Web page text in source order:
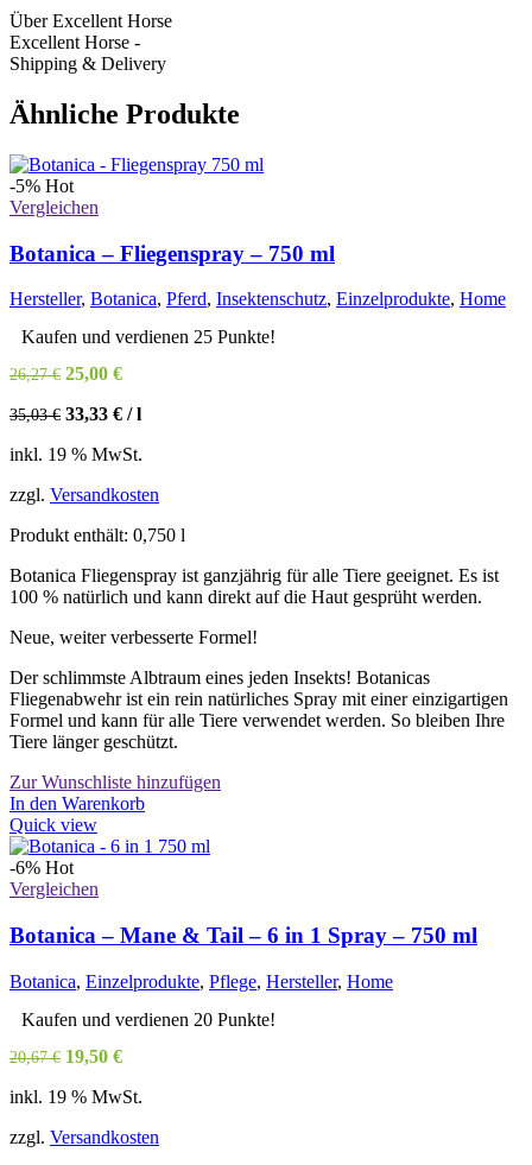
Über Excellent Horse
Excellent Horse -
Shipping & Delivery
Ähnliche Produkte
-5% Hot
Vergleichen
Botanica – Fliegenspray – 750 ml
Hersteller, Botanica, Pferd, Insektenschutz, Einzelprodukte, Home
Kaufen und verdienen 25 Punkte!
26,27€ Ursprünglicher
war:
25,00 €Aktueller
ist:
35,03€ 33,33 € /l
inkl. 19 % MwSt.
zzgl. Versandkosten
Produkt enthält: 0,750 l
Botanica Fliegenspray ist ganzjährig für alle Tiere geeignet. Es ist
100 % natürlich und kann direkt auf die Haut gesprüht werden.
Neue, weiter verbesserte Formel!
Der schlimmste Albtraum eines jeden Insekts! Botanicas
Fliegenabwehr ist ein rein natürliches Spray mit einer einzigartigen
Formel und kann für alle Tiere verwendet werden. So bleiben Ihre
Tiere länger geschützt.
Zur Wunschliste hinzufügen
In den Warenkorb
Quick view
-6% Hot
Vergleichen
Botanica – Mane & Tail – 6 in 1 Spray – 750 ml
Botanica, Einzelprodukte, Pflege, Hersteller, Home
Kaufen und verdienen 20 Punkte!
20,67€ Ursprünglicher
war:
19,50 €Aktueller
ist:
inkl. 19 % MwSt.
zzgl. Versandkosten